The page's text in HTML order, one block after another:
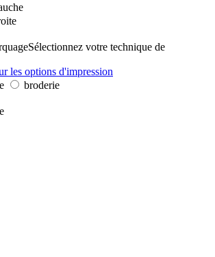
Sélectionnez votre technique de
les options d'impression
broderie